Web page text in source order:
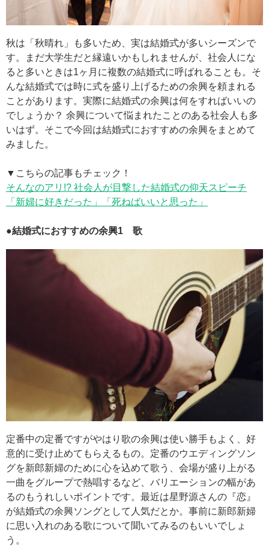
秋は「秋晴れ」も多いため、実は結婚式が多いシーズンで
す。まだ大学生だと縁遠いかもしれませんが、社会人にな
ると多いときは1ヶ月に複数の結婚式に呼ばれることも。そ
んな結婚式では時に式を盛り上げるための余興を頼まれる
ことがあります。実際に結婚式の余興は何をすればいいの
でしょうか？ 余興について悩まれたことのある社会人も多
いはず。そこで今回は結婚式におすすめの余興をまとめて
みました。
▼こちらの記事もチェック！
そんなのアリ!? 社会人が目撃した結婚式の仰天スピーチ
「新婦に好きだった」「死ねばいいと思った」
●結婚式におすすめの余興1 歌
定番中の定番ですがやはり歌の余興は使い勝手もよく、好
意的に受け止めてもらえるもの。定番のウエディングソン
グを新郎新婦のために心を込めて歌う、会場が盛り上がる
一曲をグループで熱唱するなど、バリエーションの幅があ
るのもうれしいポイントです。最近は星野源さんの『恋』
が結婚式の余興ソングとして人気だとか。事前に新郎新婦
に思い入れのある歌について聞いてみるのもいいでしょ
う。